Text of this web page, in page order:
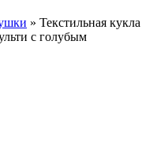
» Текстильная кукла
с голубым